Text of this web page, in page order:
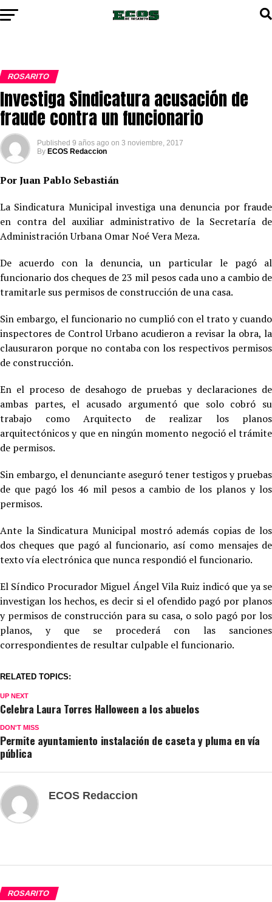
ROSARITO
Investiga Sindicatura acusación de
fraude contra un funcionario
Published 9 años ago on 3 noviembre, 2017
By ECOS Redaccion
Por Juan Pablo Sebastián
La Sindicatura Municipal investiga una denuncia por fraude
en contra del auxiliar administrativo de la Secretaría de
Administración Urbana Omar Noé Vera Meza.
De acuerdo con la denuncia, un particular le pagó al
funcionario dos cheques de 23 mil pesos cada uno a cambio de
tramitarle sus permisos de construcción de una casa.
Sin embargo, el funcionario no cumplió con el trato y cuando
inspectores de Control Urbano acudieron a revisar la obra, la
clausuraron porque no contaba con los respectivos permisos
de construcción.
En el proceso de desahogo de pruebas y declaraciones de
ambas partes, el acusado argumentó que solo cobró su
trabajo como Arquitecto de realizar los planos
arquitectónicos y que en ningún momento negoció el trámite
de permisos.
Sin embargo, el denunciante aseguró tener testigos y pruebas
de que pagó los 46 mil pesos a cambio de los planos y los
permisos.
Ante la Sindicatura Municipal mostró además copias de los
dos cheques que pagó al funcionario, así como mensajes de
texto vía electrónica que nunca respondió el funcionario.
El Síndico Procurador Miguel Ángel Vila Ruiz indicó que ya se
investigan los hechos, es decir si el ofendido pagó por planos
y permisos de construcción para su casa, o solo pagó por los
planos, y que se procederá con las sanciones
correspondientes de resultar culpable el funcionario.
RELATED TOPICS:
UP NEXT
Celebra Laura Torres Halloween a los abuelos
DON'T MISS
Permite ayuntamiento instalación de caseta y pluma en vía
pública
ECOS Redaccion
ROSARITO